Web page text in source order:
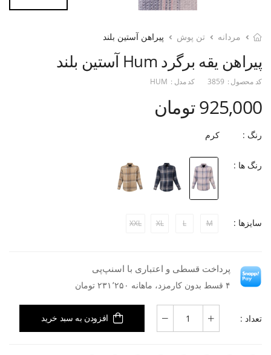
مردانه تن پوش پیراهن آستین بلند
پیراهن یقه برگرد Hum آستین بلند
کد محصول : 3859 کد مدل : HUM
925,000 تومان
رنگ : کرم
رنگ ها :
سایزها : M
L
XL
XXL
پرداخت قسطی و اعتباری با اسنپ‌پی
۴ قسط بدون کارمزد، ماهانه ۲۳۱٬۲۵۰ تومان
تعداد : افزودن به سبد خرید